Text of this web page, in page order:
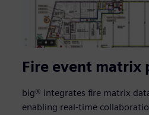
Fire event matrix
big® integrates fire matrix
enabling real-time